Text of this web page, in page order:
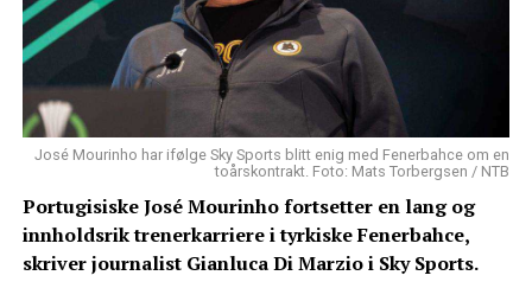
José Mourinho har ifølge Sky Sports blitt enig med Fenerbahce om en
toårskontrakt. Foto: Mats Torbergsen / NTB
Portugisiske José Mourinho fortsetter en lang og
innholdsrik trenerkarriere i tyrkiske Fenerbahce,
skriver journalist Gianluca Di Marzio i Sky Sports.